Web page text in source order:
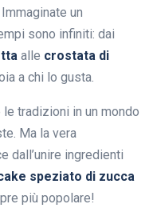
un
sono infiniti: dai
alle crostata di
a chi lo gusta.
tradizioni in un mondo
Ma la vera
dall’unire ingredienti
speziato di zucca
più popolare!